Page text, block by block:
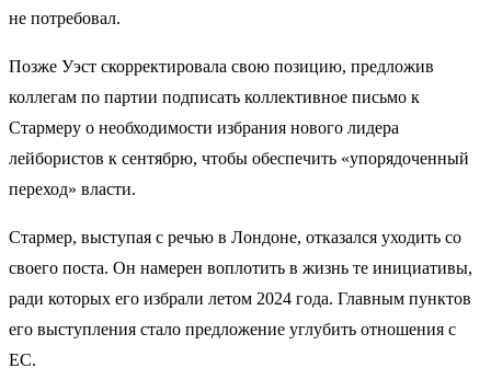
не потребовал.
Позже Уэст скорректировала свою позицию, предложив
коллегам по партии подписать коллективное письмо к
Стармеру о необходимости избрания нового лидера
лейбористов к сентябрю, чтобы обеспечить «упорядоченный
переход» власти.
Стармер, выступая с речью в Лондоне, отказался уходить со
своего поста. Он намерен воплотить в жизнь те инициативы,
ради которых его избрали летом 2024 года. Главным пунктов
его выступления стало предложение углубить отношения с
ЕС.